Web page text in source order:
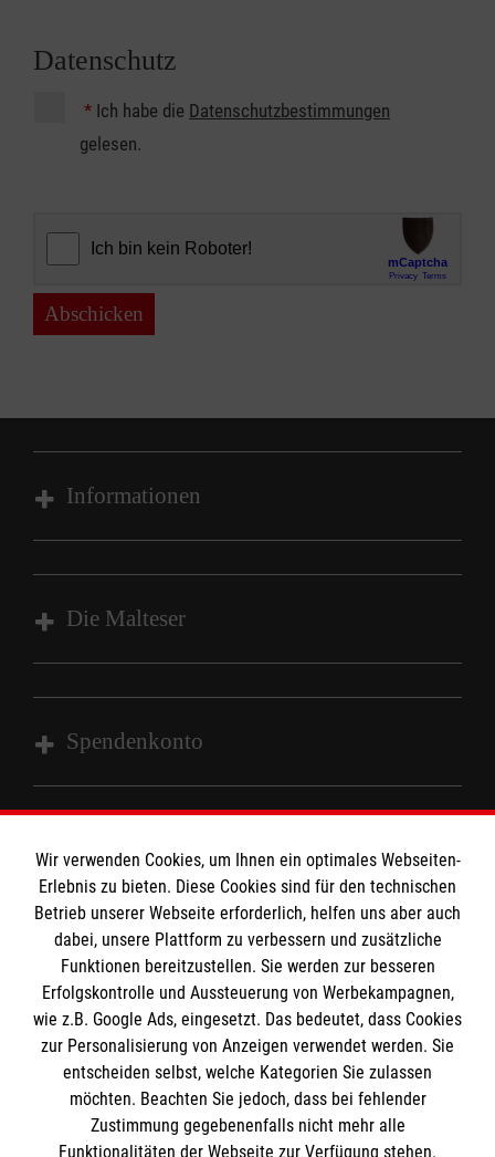
Datenschutz
* Ich habe die Datenschutzbestimmungen
gelesen.
Abschicken
Informationen
Impressum
Datenschutz
Die Malteser
Malteser in Deutschland
Malteserorden
Spendenkonto
Empfänger: Malteser Hilfsdienst e.V.
Bank: Sparkasse Wiesental
IBAN: DE97683515570003232774
BLC: 68351557
Kontonummer: 0003232774
So finden Sie uns
Gündenhausen 31
79650 Schopfheim
Ehrenamt.Wiesental@malteser.org
Der Malteser Hilfsdienst e.V. ist als eingetragene
gemeinnützige Organisation von der Körperschaft- und
Gewerbesteuer befreit.
Medizinproduktesicherheit
Gemäß § 6 Abs. 1 MPBetreibV müssen
Wir verwenden Cookies, um Ihnen ein optimales Webseiten-
Erlebnis zu bieten. Diese Cookies sind für den technischen
Betrieb unserer Webseite erforderlich, helfen uns aber auch
dabei, unsere Plattform zu verbessern und zusätzliche
Funktionen bereitzustellen. Sie werden zur besseren
Erfolgskontrolle und Aussteuerung von Werbekampagnen,
wie z.B. Google Ads, eingesetzt. Das bedeutet, dass Cookies
zur Personalisierung von Anzeigen verwendet werden. Sie
entscheiden selbst, welche Kategorien Sie zulassen
möchten. Beachten Sie jedoch, dass bei fehlender
Zustimmung gegebenenfalls nicht mehr alle
Funktionalitäten der Webseite zur Verfügung stehen.